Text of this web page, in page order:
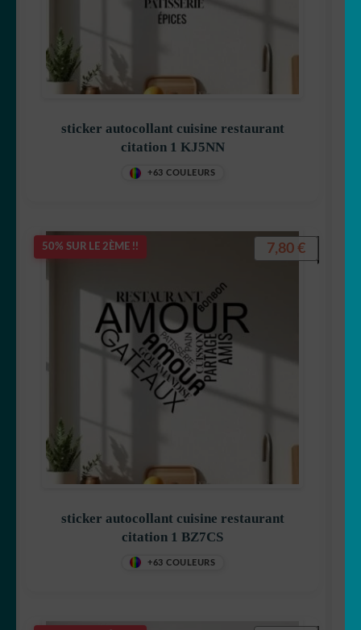
sticker autocollant cuisine restaurant
citation 1 KJ5NN
+63 COULEURS
50% SUR LE 2ÈME !!
sticker autocollant cuisine restaurant
citation 1 BZ7CS
+63 COULEURS
7,80 €